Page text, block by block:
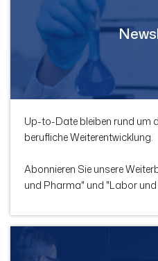
Up-to-Date bleiben rund um
berufliche Weiterentwicklung.
Abonnieren Sie unsere
und Pharma" und "Labor